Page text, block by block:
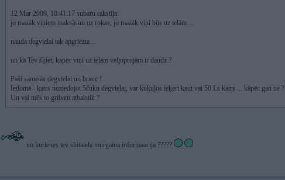
12 Mar 2009, 10:41:17 subaru rakstīja:
jo mazāk viņiem maksāsim uz rokas, jo mazāk viņi būs uz ielām ...
nauda degvielai tak apgriezta ...
un kā Tev šķiet, kapēc viņi uz ielām vēljoprojām ir daudz ?
Paši sametās degvielai un brauc !
Iedomā - katrs noziedojot 5čuku degvielai, var kukuļos ieķert kaut vai 50 Ls katrs ... kāpēc gan ne ?
Un vai mēs to gribam atbalstiit ?
no kurienes tev shitaada murgaina informaacija ?????